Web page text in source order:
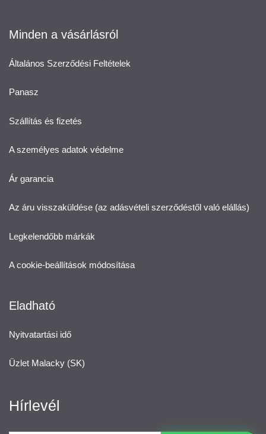
Minden a vásárlásról
Általános Szerződési Feltételek
Panasz
Szállítás és fizetés
A személyes adatok védelme
Ár garancia
Az áru visszaküldése (az adásvételi szerződéstől való elállás)
Legkelendőbb márkák
A cookie-beállítások módosítása
Eladható
Nyitvatartási idő
Üzlet Malacky (SK)
Hírlevél